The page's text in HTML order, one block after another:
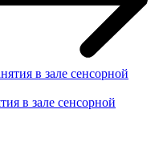
в зале сенсорной